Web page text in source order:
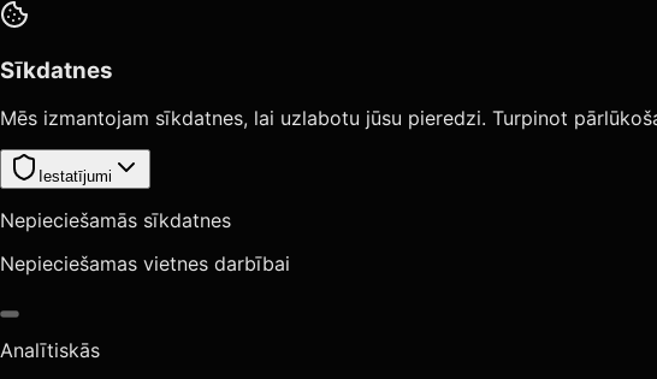
Sīkdatnes
Mēs izmantojam sīkdatnes, lai uzlabotu jūsu pieredzi. Turpinot
Iestatījumi
Nepieciešamās sīkdatnes
Nepieciešamas vietnes darbībai
Analītiskās